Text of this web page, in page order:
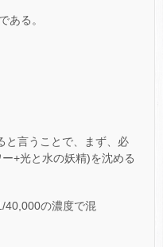
ある。
と言うことで、まず、必
+光と水の妖精)を沈める
40,000の濃度で混